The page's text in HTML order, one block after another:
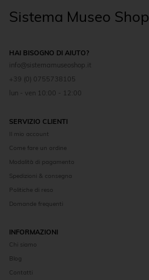
Sistema Museo Shop
HAI BISOGNO DI AIUTO?
info@sistemamuseoshop.it
+39 (0) 0755738105
lun - ven 10:00 - 12:00
SERVIZIO CLIENTI
Il mio account
Come fare un ordine
Modalità di pagamento
Spedizioni & consegna
Politiche di reso
Domande frequenti
INFORMAZIONI
Chi siamo
Blog
Contatti